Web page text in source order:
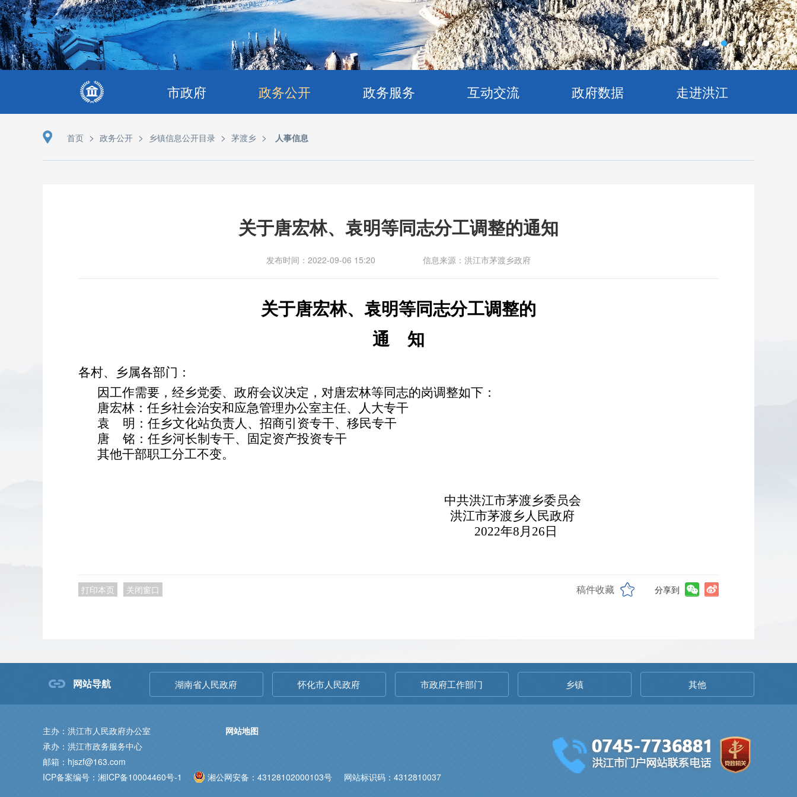
市政府 政务公开 政务服务 互动交流 政府数据 走进洪江
首页 > 政务公开 > 乡镇信息公开目录 > 茅渡乡 > 人事信息
关于唐宏林、袁明等同志分工调整的通知
发布时间：2022-09-06 15:20 信息来源：洪江市茅渡乡政府
关于唐宏林、袁明等同志分工调整的
通
知
各村、乡属各部门 ：
因工作需要，经乡党委、政府会议决定，对唐宏林等同志的岗调整如下：
唐宏林：任乡社会治安和应急管理办公室主任、人大专干
袁 明：任乡文化站负责人、招商引资专干、移民专干
唐 铭：任乡河长制专干、固定资产投资专干
其他干部职工分工不变。
中共洪江市茅渡乡委员会
洪江市茅渡乡人民政府
2022年8月 26 日
打印本页 关闭窗口 稿件收藏 分享到
网站导航 湖南省人民政府 怀化市人民政府 市政府工作部门 乡镇 其他
主办：洪江市人民政府办公室
承办：洪江市政务服务中心
邮箱：hjszf@163.com
ICP备案编号：湘ICP备10004460号-1
湘公网安备：43128102000103号 网站标识码：4312810037
网站地图